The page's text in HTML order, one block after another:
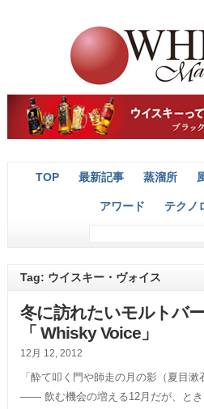
TOP 最新記事 蒸溜所
アワード テクノ
Tag: ウイスキー・ヴォイス
冬に訪れたいモルトバー
「 Whisky Voice」
12月 12, 2012
「酔て叩く門や師走の月の影（夏目漱
―― 飲む機会の増える12月だが、とき